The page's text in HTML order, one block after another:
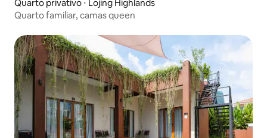
Quarto privativo ⋅ Lojing Highlands
Quarto familiar, camas queen